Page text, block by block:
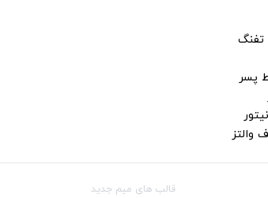
تفنگ
پسر
والتز
قالب‌ های میم جدید